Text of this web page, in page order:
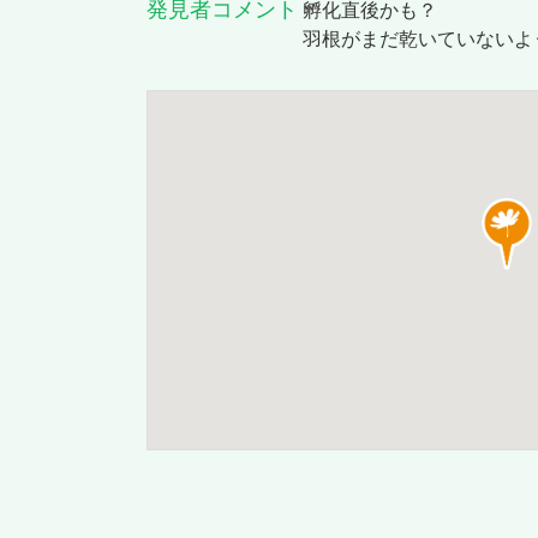
発見者コメント 孵化直後かも？
羽根がまだ乾いていないよ